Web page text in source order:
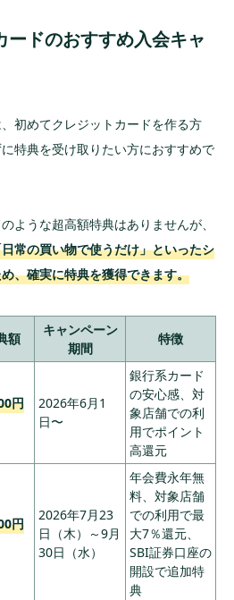
現金が欲しいならキャッシュバ
ドを選ぶ
ドキャンペーン適用時の注意
期間限定ポイントの場合がある
サイト・ポイントサイト等）に
がある
期解約は次の審査に影響する可能
ドキャンペーンに関するよく
ットカード入会キャンペーン
件を比較して選びましょう
ト
39,600円
①入会後3カ月
以内に50万円利
50万円利用：65,
000ポイント
イント
ポイ
99,000円
入会月の3ヵ月後
末までに100万
円以上利用：10
カ月後末までに4
0万円以上のご利
用で40,000Vポ
イント
②スマホのタッ
チ決済1回以上ご
利用で最大7,000
円分VポイントP
ayギフト
③新規入会＆5
万円以上ご利用
または10万円以
上ご利用で3,000
円相当のVポイ
ードのおすすめ入会キャ
初めてクレジットカードを作る方
特典を受け取りたい方におすすめで
ような超高額特典はありませんが、
常の買い物で使うだけ」といったシ
、確実に特典を獲得できます。
額
キャンペーン
期間
特徴
円
2026年6月1
日〜
銀行系カード
の安心感、対
象店舗での利
用でポイント
高還元
円
2026年7月23
日（木）～9月
30日（水）
年会費永年無
料、対象店舗
での利用で最
大7％還元、
SBI証券口座の
開設で追加特
典